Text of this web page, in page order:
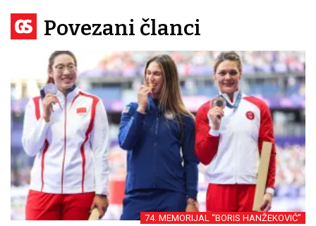
Povezani članci
74. MEMORIJAL “BORIS HANŽEKOVIĆ”